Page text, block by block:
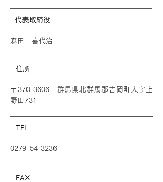
代表取締役
森田 喜代治
住所
〒370-3606 群馬県北群馬郡吉岡町大字上
野田731
TEL
0279-54-3236
FAX